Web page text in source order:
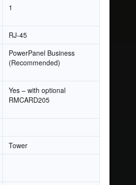
1
RJ-45
PowerPanel Business
(Recommended)
Yes – with optional
RMCARD205
Tower